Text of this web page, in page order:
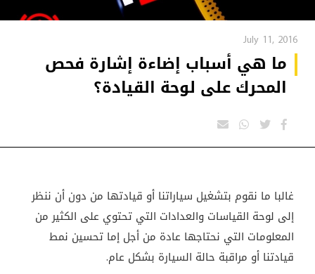
July 11, 2016
ما هي أسباب إضاءة إشارة فحص
المحرك على لوحة القيادة؟
غالبا ما نقوم بتشغيل سياراتنا أو قيادتها من دون أن ننظر
إلى لوحة القياسات والعدادات التي تحتوي على الكثير من
المعلومات التي نحتاجها عادة من أجل إما تحسين نمط
قيادتنا أو مراقبة حالة السيارة بشكل عام.